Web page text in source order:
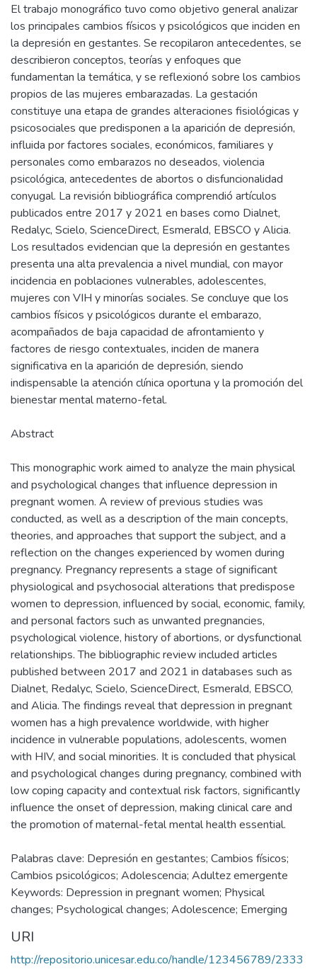
El trabajo monográfico tuvo como objetivo general analizar
los principales cambios físicos y psicológicos que inciden en
la depresión en gestantes. Se recopilaron antecedentes, se
describieron conceptos, teorías y enfoques que
fundamentan la temática, y se reflexionó sobre los cambios
propios de las mujeres embarazadas. La gestación
constituye una etapa de grandes alteraciones fisiológicas y
psicosociales que predisponen a la aparición de depresión,
influida por factores sociales, económicos, familiares y
personales como embarazos no deseados, violencia
psicológica, antecedentes de abortos o disfuncionalidad
conyugal. La revisión bibliográfica comprendió artículos
publicados entre 2017 y 2021 en bases como Dialnet,
Redalyc, Scielo, ScienceDirect, Esmerald, EBSCO y Alicia.
Los resultados evidencian que la depresión en gestantes
presenta una alta prevalencia a nivel mundial, con mayor
incidencia en poblaciones vulnerables, adolescentes,
mujeres con VIH y minorías sociales. Se concluye que los
cambios físicos y psicológicos durante el embarazo,
acompañados de baja capacidad de afrontamiento y
factores de riesgo contextuales, inciden de manera
significativa en la aparición de depresión, siendo
indispensable la atención clínica oportuna y la promoción del
bienestar mental materno-fetal.
Abstract
This monographic work aimed to analyze the main physical
and psychological changes that influence depression in
pregnant women. A review of previous studies was
conducted, as well as a description of the main concepts,
theories, and approaches that support the subject, and a
reflection on the changes experienced by women during
pregnancy. Pregnancy represents a stage of significant
physiological and psychosocial alterations that predispose
women to depression, influenced by social, economic, family,
and personal factors such as unwanted pregnancies,
psychological violence, history of abortions, or dysfunctional
relationships. The bibliographic review included articles
published between 2017 and 2021 in databases such as
Dialnet, Redalyc, Scielo, ScienceDirect, Esmerald, EBSCO,
and Alicia. The findings reveal that depression in pregnant
women has a high prevalence worldwide, with higher
incidence in vulnerable populations, adolescents, women
with HIV, and social minorities. It is concluded that physical
and psychological changes during pregnancy, combined with
low coping capacity and contextual risk factors, significantly
influence the onset of depression, making clinical care and
the promotion of maternal-fetal mental health essential.
Palabras clave: Depresión en gestantes; Cambios físicos;
Cambios psicológicos; Adolescencia; Adultez emergente
Keywords: Depression in pregnant women; Physical
changes; Psychological changes; Adolescence; Emerging
URI
http://repositorio.unicesar.edu.co/handle/123456789/2333